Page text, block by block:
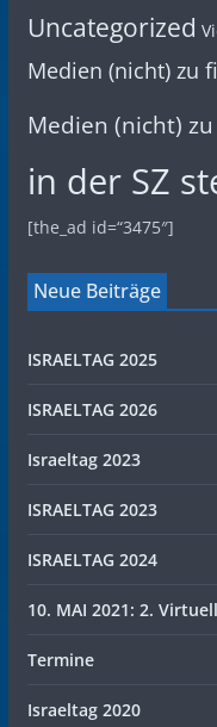
Uncategorized
Medien (nicht) zu
Medien (nicht)
in der SZ
[the_ad id=“3475″]
Neue Beiträge
ISRAELTAG 2025
ISRAELTAG 2026
Israeltag 2023
ISRAELTAG 2023
ISRAELTAG 2024
10. MAI 2021: 2.
Termine
Israeltag 2020